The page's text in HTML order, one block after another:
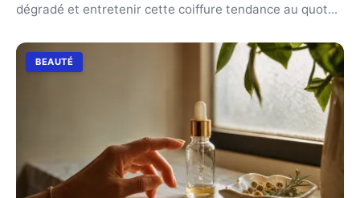
dégradé et entretenir cette coiffure tendance au quot...
BEAUTÉ